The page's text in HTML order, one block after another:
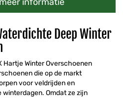
Deep Winter
Hartje Winter Overschoenen
die op de markt
voor veldrijden en
winterdagen. Omdat ze zijn